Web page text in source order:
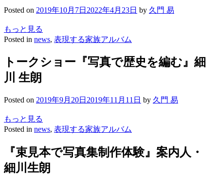
Posted on 2019年10月7日 2022年4月23日 by 久門 易
もっと見る
Posted in news, 表現する家族アルバム
トークショー『写真で歴史を編む』細
川 生朗
Posted on 2019年9月20日 2019年11月11日 by 久門 易
もっと見る
Posted in news, 表現する家族アルバム
『束見本で写真集制作体験』案内人・
細川生朗